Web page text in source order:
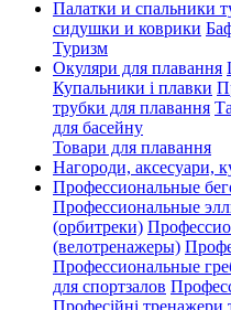
Палатки и спальники
сидушки и коврики
Туризм
Окуляри для плавання
Купальники і плавки
трубки для плавання
для басейну
Товари для плавання
Нагороди, аксесуари,
Профессиональные
Профессиональные
(орбитреки)
(велотренажеры)
Профессиональные
для спортзалов
Професійні тренажери